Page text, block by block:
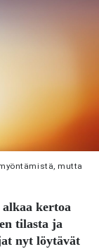
mutta
alkaa kertoa
tilasta ja
nyt löytävät